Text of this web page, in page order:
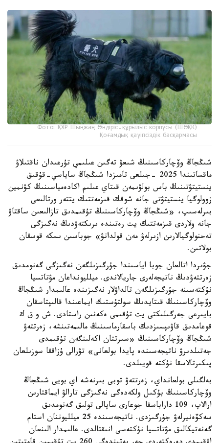
Фото: ҚХР Шыңжаң Өндіріс-құрылыс корпусы (ШӨҚК)
Қоғамдық қауіпсіздік басқармасы
شىڭجاڭ وۆچاركاسىنىڭ شىعۋ تەگىن عىلىمي تۇرعىدان ناقتىلاۋ
ماقساتىندا 2025 -جىلعى تامىزدا شىڭجاڭ ساياسي-قۇقىق
ينستيتۋتىنىڭ باس بولۋىمەن قىتاي عىلىم اكادەمياسىنىڭ كۋنمين
زوولوگيا ينستيتۋتى جانە شوقك قىزمەتتىك يتتەر ورتالىعى
بىرلەسىپ، «شىڭجاڭ وۆچاركاسىنىڭ تۇقىمدىق تازالىعىن ساقتاۋ
جانە ولاردى قىزمەتتىك يت رەتىندە ىرىكتەۋدىڭ نەگىزگى
تەحنولوگيالارىن ازىرلەۋ مەن قولدانۋ» جوباسىن ىسكە قوسقان
بولاتىن.
جۋىردا اتالعان جوبا اياسىندا جۇرگىزىلگەن نەگىزگى گەنومدىق
زەرتتەۋدىڭ ناتيجەلەرى جاريالاندى. ميلليونداعان مۋتاتسيا
نۇكتەسىنە جۇرگىزىلگەن تالداۋلار نەگىزىندە عالىمدار شىڭجاڭ
وۆچاركاسىنىڭ قىتايدىڭ سولتۇستىك ايماعىندا قالىپتاسقان
بايىرعى جەرگىلىكتى يت تۇقىمى ەكەنىن راستادى. ش و ق ك
قوعامدىق قاۋىپسىزدىك باسقارماسىنىڭ مالىمەتىنشە، زەرتتەۋ
شىڭجاڭ وۆچاركاسىنىڭ «سىرتتان اكەلىنگەن تۇقىمدى
جەتىلدىرۋ ناتيجەسىندە پايدا بولعانى» تۋرالى ۇزاققا سوزىلعان
پىكىرتالاسقا نۇكتە قويىلدى.
بەلگىلى بولعانداي، زەرتتەۋ توبى بىرنەشە اي بويى شىڭجاڭ
وۆچاركاسىنىڭ بۇكىل ولكەدەگى نەگىزگى تارالۋ ايماقتارىن
ارالاپ، 109 داراباسقا جوعارى ساپالى تولىق گەنومدىق
سەكۆەنيرلەۋ جۇرگىزدى. ناتيجەسىندە 25 ميلليوننان استام
گەنەتيكالىق مۋتاتسيا نۇكتەسى انىقتالدى. عالىمدار الىنعان